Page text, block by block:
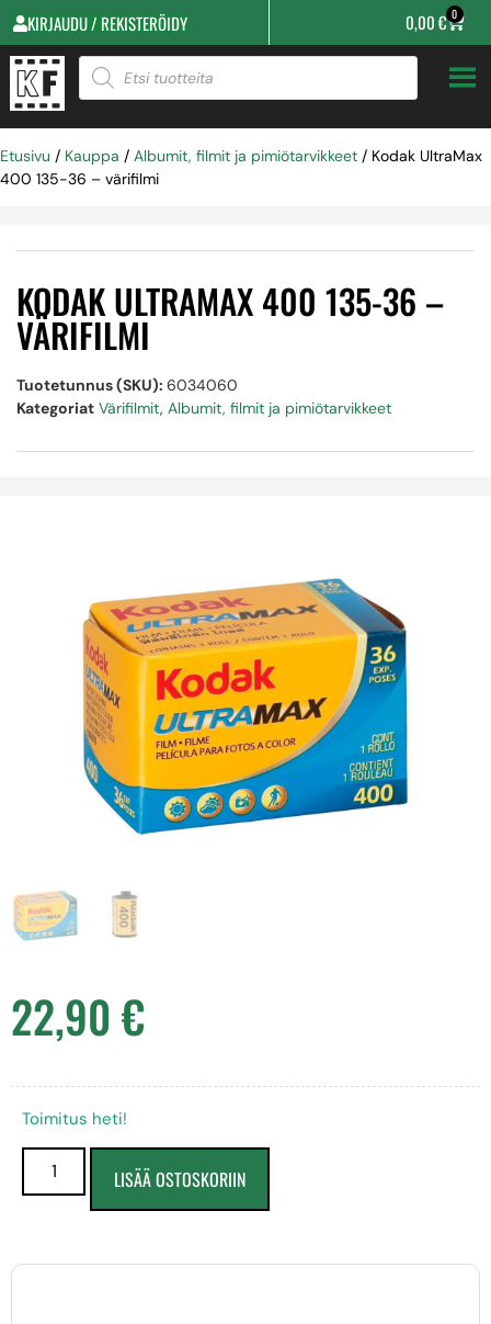
KIRJAUDU / REKISTERÖIDY 0,00€ 0
Etusivu / Kauppa / Albumit, filmit ja pimiötarvikkeet / Kodak UltraMax
400 135-36 – värifilmi
KODAK ULTRAMAX 400 135-36 –
VÄRIFILMI
Tuotetunnus (SKU): 6034060
Kategoriat Värifilmit, Albumit, filmit ja pimiötarvikkeet
22,90€
Toimitus heti!
LISÄÄ OSTOSKORIIN